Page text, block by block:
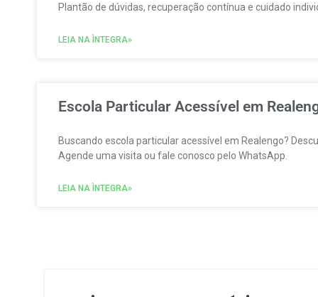
Plantão de dúvidas, recuperação contínua e cuidado
LEIA NA ÌNTEGRA»
Escola Particular Acessível em
Buscando escola particular acessível em Realengo?
Agende uma visita ou fale conosco pelo WhatsApp.
LEIA NA ÌNTEGRA»